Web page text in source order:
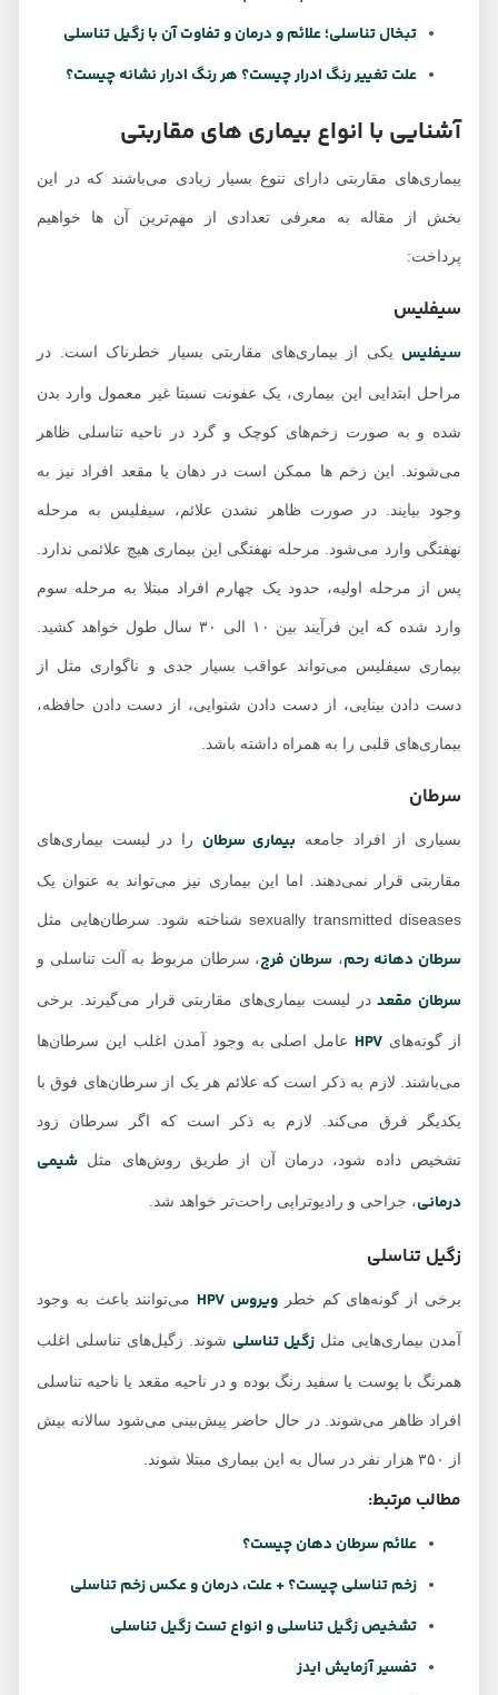
تبخال تناسلی؛ علائم و درمان و تفاوت آن با زگیل تناسلی
علت تغییر رنگ ادرار چیست؟ هر رنگ ادرار نشانه چیست؟
آشنایی با انواع بیماری های مقاربتی
بیماری‌های مقاربتی دارای تنوع بسیار زیادی می‌باشند که در این
بخش از مقاله به معرفی تعدادی از مهم‌ترین آن ها خواهیم
پرداخت:
سیفلیس
سیفلیسیکی از بیماری‌های مقاربتی بسیار خطرناک است. در
مراحل ابتدایی این بیماری، یک عفونت نسبتا غیر معمول وارد بدن
شده و به صورت زخم‌های کوچک و گرد در ناحیه تناسلی ظاهر
می‌شوند. این زخم ها ممکن است در دهان یا مقعد افراد نیز به
وجود بیایند. در صورت ظاهر نشدن علائم، سیفلیس به مرحله
نهفتگی وارد می‌شود. مرحله نهفتگی این بیماری هیچ علائمی ندارد.
پس از مرحله اولیه، حدود یک چهارم افراد مبتلا به مرحله سوم
وارد شده که این فرآیند بین ۱۰ الی ۳۰ سال طول خواهد کشید.
بیماری سیفلیس می‌تواند عواقب بسیار جدی و ناگواری مثل از
دست دادن بینایی، از دست دادن شنوایی، از دست دادن حافظه،
بیماری‌های قلبی را به همراه داشته باشد.
سرطان
بسیاری از افراد جامعهبیماری سرطانرا در لیست بیماری‌های
مقاربتی قرار نمی‌دهند. اما این بیماری نیز می‌تواند به عنوان یک
sexually transmitted diseases شناخته شود. سرطان‌هایی مثل
سرطان دهانه رحم،سرطان فرج، سرطان مربوط به آلت تناسلی و
سرطان مقعددر لیست بیماری‌های مقاربتی قرار می‌گیرند. برخی
از گونه‌هایHPV عامل اصلی به وجود آمدن اغلب این سرطان‌ها
می‌باشند. لازم به ذکر است که علائم هر یک از سرطان‌های فوق با
یکدیگر فرق می‌کند. لازم به ذکر است که اگر سرطان زود
تشخیص داده شود، درمان آن از طریق روش‌های مثل شیمی
درمانی، جراحی و رادیوتراپی راحت‌تر خواهد شد.
زگیل تناسلی
برخی از گونه‌های کم خطرویروس HPV می‌توانند باعث به وجود
آمدن بیماری‌هایی مثل زگیل تناسلیشوند. زگیل‌های تناسلی اغلب
همرنگ با پوست یا سفید رنگ بوده و در ناحیه مقعد یا ناحیه تناسلی
افراد ظاهر می‌شوند. در حال حاضر پیش‌بینی می‌شود سالانه بیش
مطالب مرتبط:
علائم سرطان دهان چیست؟
زخم تناسلی چیست؟ + علت، درمان و عکس زخم تناسلی
تشخیص زگیل تناسلی و انواع تست زگیل تناسلی
تفسیر آزمایش ایدز